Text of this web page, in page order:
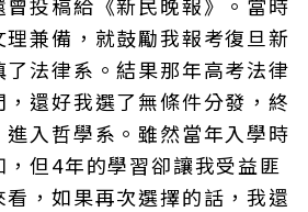
兼備，就鼓勵我報考復旦新
法律系。結果那年高考法律
還好我選了無條件分發，終
入哲學系。雖然當年入學時
但4年的學習卻讓我受益匪
，如果再次選擇的話，我還